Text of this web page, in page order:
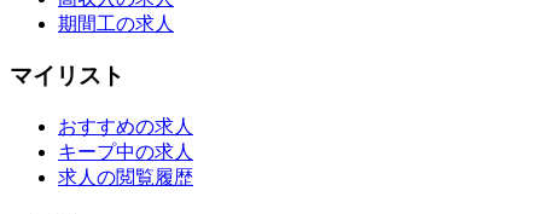
期間工の求人
マイリスト
おすすめの求人
キープ中の求人
求人の閲覧履歴